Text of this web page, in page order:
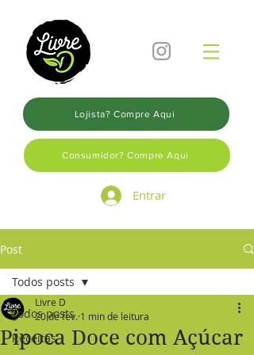
Lojista? Compre Aqui
Consumidor? Compre Aqui
Entrar
Post
Todos posts
Receitas
Todos posts
Pipoca Doce com Açúcar
Livre D
20 de fev. 1 min de leitura